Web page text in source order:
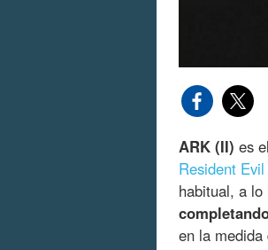
ARK (II) es
Resident
habitual, a
en la medida